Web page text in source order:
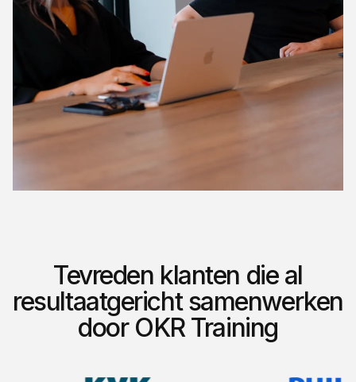
Tevreden klanten die al
resultaatgericht samenwerken
door OKR Training